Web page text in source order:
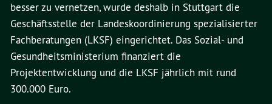
besser zu vernetzen, wurde deshalb in Stuttgart die
Geschäftsstelle der Landeskoordinierung spezialisierter
Fachberatungen (LKSF) eingerichtet. Das Sozial- und
Gesundheitsministerium finanziert die
Projektentwicklung und die LKSF jährlich mit rund
300.000 Euro.